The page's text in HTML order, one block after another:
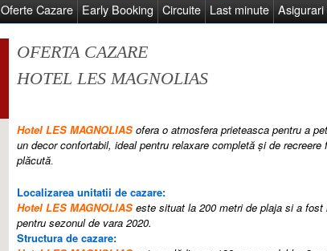
Oferte Cazare Early Booking Circuite Last minute
OFERTA CAZARE
HOTEL LES MAGNOLIAS
Hotel LES MAGNOLIAS ofera o atmosfera prieteasca pentru a
un decor confortabil, ideal pentru relaxare completă şi de recreere
plăcută.
Localizarea unitatii de cazare:
Hotel LES MAGNOLIAS este situat la 200 metri de plaja si a
pentru sezonul de vara 2020.
Structura de cazare: